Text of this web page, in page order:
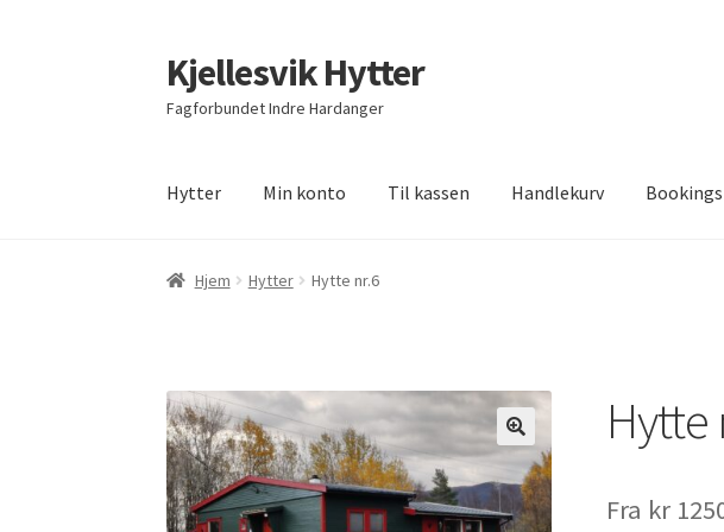
Kjellesvik Hytter
Fagforbundet Indre Hardanger
Hytter Min konto Til kassen Handlekurv Bookings
Hjem Hytter Hytte nr.6
Hytte
Fra kr